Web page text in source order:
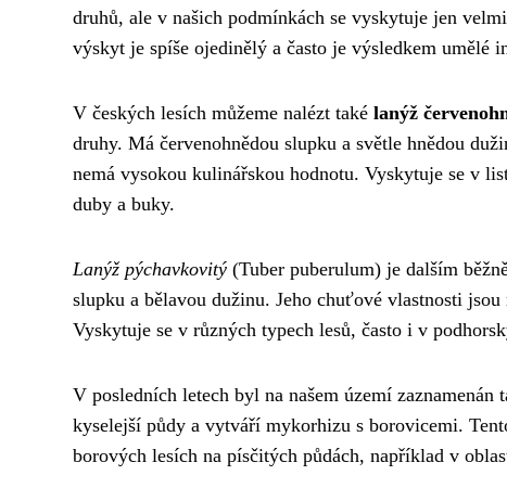
druhů, ale v našich podmínkách se vyskytuje jen
výskyt je spíše ojedinělý a často je výsledkem umělé
V českých lesích můžeme nalézt také lanýž
druhy. Má červenohnědou slupku a světle hnědou
nemá vysokou kulinářskou hodnotu. Vyskytuje se v
duby a buky.
Lanýž pýchavkovitý (Tuber puberulum) je dalším
slupku a bělavou dužinu. Jeho chuťové vlastnosti
Vyskytuje se v různých typech lesů, často i v
V posledních letech byl na našem území zaznamenán
kyselejší půdy a vytváří mykorhizu s borovicemi.
borových lesích na písčitých půdách, například v